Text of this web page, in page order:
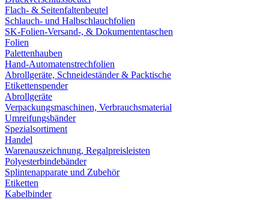
Flach- & Seitenfaltenbeutel
Schlauch- und Halbschlauchfolien
SK-Folien-Versand-, & Dokumententaschen
Folien
Palettenhauben
Hand-Automatenstrechfolien
Abrollgeräte, Schneideständer & Packtische
Etikettenspender
Abrollgeräte
Verpackungsmaschinen, Verbrauchsmaterial
Umreifungsbänder
Spezialsortiment
Handel
Warenauszeichnung, Regalpreisleisten
Polyesterbindebänder
Splintenapparate und Zubehör
Etiketten
Kabelbinder